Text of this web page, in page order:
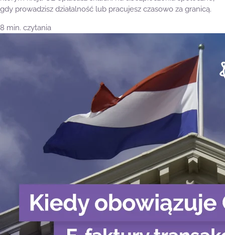
gdy prowadzisz działalność lub pracujesz czasowo za granicą.
8 min. czytania